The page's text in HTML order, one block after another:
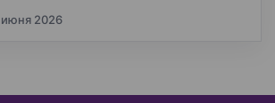
июня 2026